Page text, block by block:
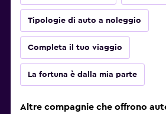
Tipologie di auto a noleggio
Completa il tuo viaggio
La fortuna è dalla mia parte
Altre compagnie che offrono